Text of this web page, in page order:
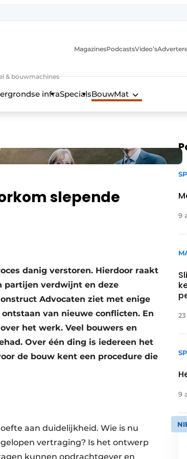
& bouwmachines
MagazinesPodcastsVideo’s
infraSpecialsBouwMat
slepende
danig verstoren. Hierdoor raakt
partijen verdwijnt en deze
Advocaten ziet met enige
van nieuwe conflicten. En
het werk. Veel bouwers en
Over één ding is iedereen het
de bouw kent een procedure die
aan duidelijkheid. Wie is nu
vertraging? Is het ontwerp
kunnen opdrachtgever en
9
9